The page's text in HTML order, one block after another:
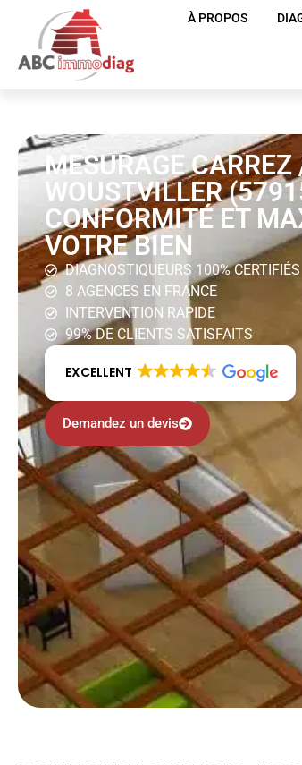
À PROPOS
MESURAGE
WOUSTVILLER
CONFORMITÉ ET
VOTRE BIEN
DIAGNOSTIQUEURS 100% CERTIFIÉS
8 AGENCES EN FRANCE
INTERVENTION RAPIDE
99% DE CLIENTS SATISFAITS
EXCELLENT
Demandez un devis